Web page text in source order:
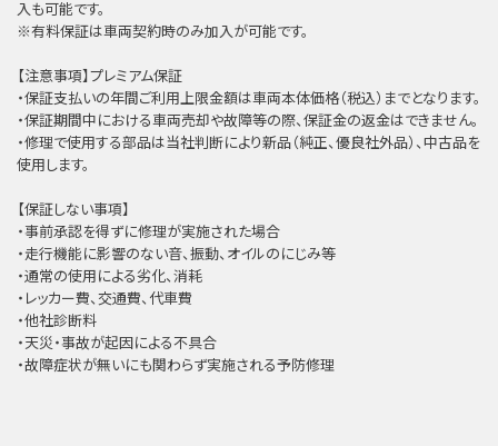
⼊も可能です。
※有料保証は⾞両契約時のみ加⼊が可能です。
【注意事項】プレミアム保証
・保証支払いの年間ご利用上限金額は車両本体価格（税込）までとなります。
・保証期間中における車両売却や故障等の際、保証金の返金はできません。
・修理で使用する部品は当社判断により新品（純正、優良社外品）、中古品を
使用します。
【保証しない事項】
・事前承認を得ずに修理が実施された場合
・走行機能に影響のない音、振動、オイルのにじみ等
・通常の使用による劣化、消耗
・レッカー費、交通費、代車費
・他社診断料
・天災・事故が起因による不具合
・故障症状が無いにも関わらず実施される予防修理